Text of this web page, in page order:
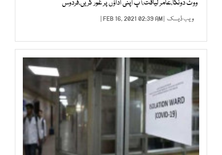
ووٹ دونگا،عامر لیاقت،آپ اپنی اداؤں پر غور کریں،فردوس
ویب ڈیسک | FEB 16, 2021 02:39 AM |